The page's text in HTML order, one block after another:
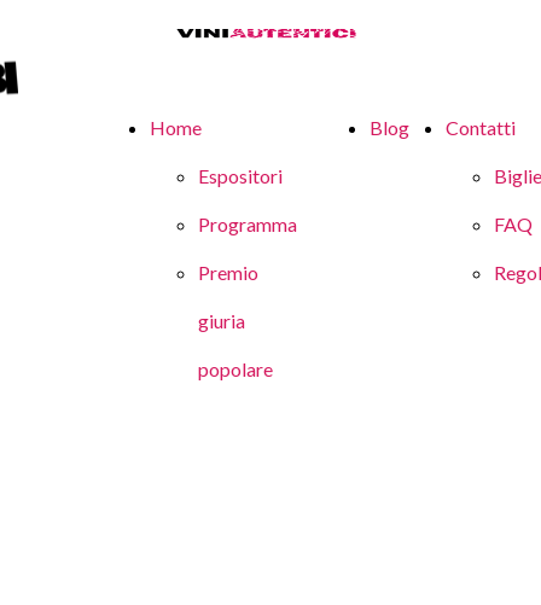
Home
Espositori
Programma
Premio
giuria
popolare
Blog Contatti
FAQ